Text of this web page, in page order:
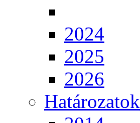
2024
2025
2026
Határozatok